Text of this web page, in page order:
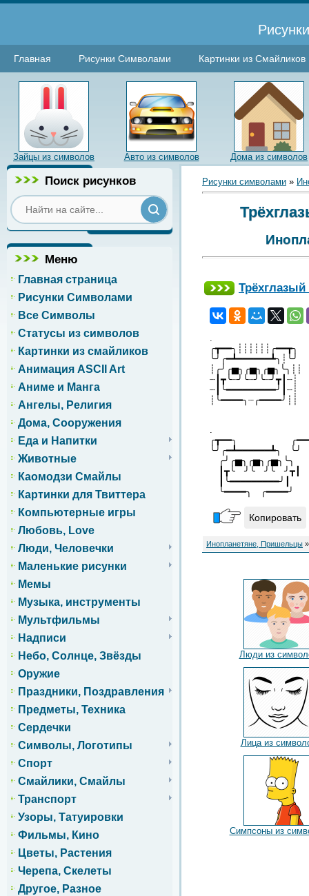
Главная Рисунки Символами Картинки из Смайликов
Зайцы из символов Авто из символов Дома из символов
Поиск рисунков
Меню
Главная страница
Рисунки Символами
Все Символы
Статусы из символов
Картинки из смайликов
Анимация ASCII Art
Аниме и Манга
Ангелы, Религия
Дома, Сооружения
Еда и Напитки
Животные
Каомодзи Смайлы
Картинки для Твиттера
Компьютерные игры
Любовь, Love
Люди, Человечки
Маленькие рисунки
Мемы
Музыка, инструменты
Мультфильмы
Надписи
Небо, Солнце, Звёзды
Оружие
Праздники, Поздравления
Предметы, Техника
Сердечки
Символы, Логотипы
Спорт
Смайлики, Смайлы
Транспорт
Узоры, Татуировки
Фильмы, Кино
Цветы, Растения
Черепа, Скелеты
Другое, Разное
Рисунки символами »
.
╭┳━━╮┊┊┊┊┊┊╭━━┳╮
╰╯╭━┻━━━━━━┻╮┊╰╯
┊╭╯╭▅╮╭▅╮╭▅╮╰╮┊┊
┈┃┳╰┈╯╰┈╯╰┈╯┳┃┈┊
┈┃╰━━━━━━━━━╯┃┈┊
┊╰━━━━╮┈╭━━━━╯┊┊
.
╭┳━━╮
╰╯╭━┻━━━━━━┻╮ ╰╯
┃┳╰ ╯╰ ╯╰
╰━━━━╮
Копировать
Инопланетяне, Пришельцы
Люди из
Лица из
Симпсоны из